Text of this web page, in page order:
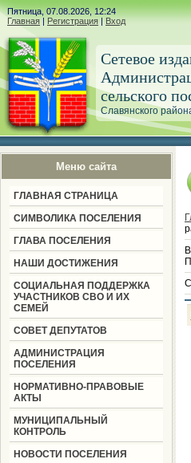
Пятница, 07.08.2026, 12:24
Главная | Регистрация | Вход
Сетевое
сельского
Славянского
Меню сайта
ГЛАВНАЯ СТРАНИЦА
СИМВОЛИКА ПОСЕЛЕНИЯ
ГЛАВА ПОСЕЛЕНИЯ
НАШИ ДОСТИЖЕНИЯ
СОЦИАЛЬНАЯ ПОДДЕРЖКА
УЧАСТНИКОВ СВО И ИХ
СЕМЕЙ
СОВЕТ ДЕПУТАТОВ
АДМИНИСТРАЦИЯ
ПОСЕЛЕНИЯ
НОРМАТИВНО-ПРАВОВЫЕ
АКТЫ
МУНИЦИПАЛЬНЫЙ
КОНТРОЛЬ
НОВОСТИ ПОСЕЛЕНИЯ